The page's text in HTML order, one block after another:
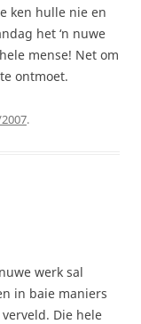
ken hulle nie en
het ‘n nuwe
mense! Net om
ontmoet.
.
werk sal
in baie maniers
Die hele